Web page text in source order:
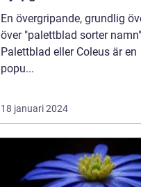
En övergripande, grundlig
över "palettblad sorter namn"
Palettblad eller Coleus är en
popu...
18 januari 2024